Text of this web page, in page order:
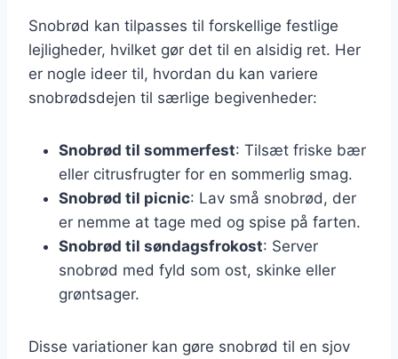
Snobrød kan tilpasses til forskellige festlige
lejligheder, hvilket gør det til en alsidig ret. Her
er nogle ideer til, hvordan du kan variere
snobrødsdejen til særlige begivenheder:
Snobrød til sommerfest: Tilsæt friske bær
eller citrusfrugter for en sommerlig smag.
Snobrød til picnic: Lav små snobrød, der
er nemme at tage med og spise på farten.
Snobrød til søndagsfrokost: Server
snobrød med fyld som ost, skinke eller
grøntsager.
Disse variationer kan gøre snobrød til en sjov